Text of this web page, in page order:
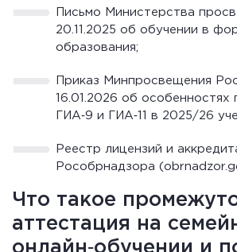
Письмо Министерства
20.11.2025 об обучении в
образования;
Приказ Минпросвещения
16.01.2026 об особенностях
ГИА‑9 и ГИА‑11 в 2025/26
Реестр лицензий и
Рособрнадзора
Что такое
аттестация на
онлайн‑обучении и